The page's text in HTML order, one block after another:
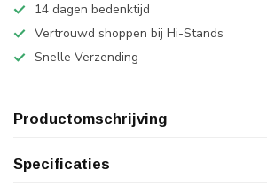
14 dagen bedenktijd
Vertrouwd shoppen bij Hi-Stands
Snelle Verzending
Productomschrijving
Specificaties